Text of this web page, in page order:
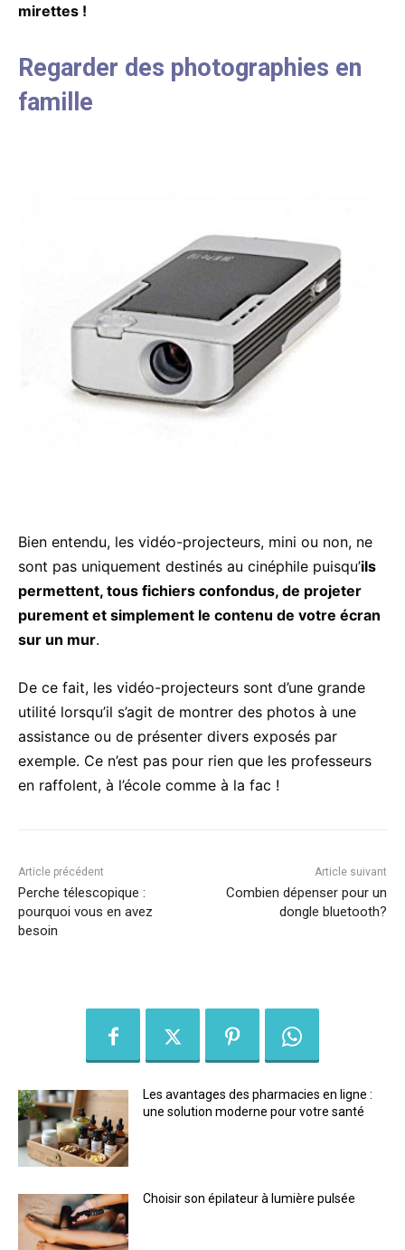
mirettes !
Regarder des photographies en
famille
Bien entendu, les vidéo-projecteurs, mini ou non, ne
sont pas uniquement destinés au cinéphile puisqu’ils
permettent, tous fichiers confondus, de projeter
purement et simplement le contenu de votre écran
sur un mur.
De ce fait, les vidéo-projecteurs sont d’une grande
utilité lorsqu’il s’agit de montrer des photos à une
assistance ou de présenter divers exposés par
exemple. Ce n’est pas pour rien que les professeurs
en raffolent, à l’école comme à la fac !
Article précédent
Perche télescopique :
pourquoi vous en avez
besoin
Article suivant
Combien dépenser pour un
dongle bluetooth?
Les avantages des pharmacies en ligne :
une solution moderne pour votre santé
Choisir son épilateur à lumière pulsée